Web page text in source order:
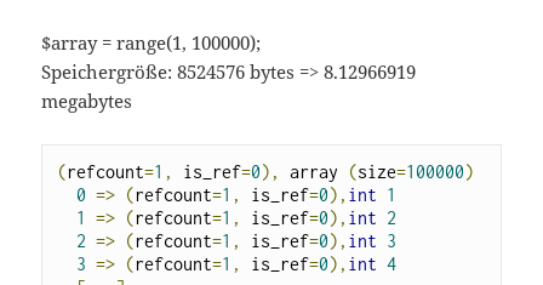
$array = range(1, 100000);
Speichergröße: 8524576 bytes => 8.12966919
megabytes
(refcount=1 , is_ref=0), array (size=100000)
0 => (refcount=1 , is_ref=0), int 1
1
=> (refcount=1 , is_ref=0), int 2
2 => (refcount=1 , is_ref=0), int 3
3 => (refcount=1 , is_ref=0), int 4